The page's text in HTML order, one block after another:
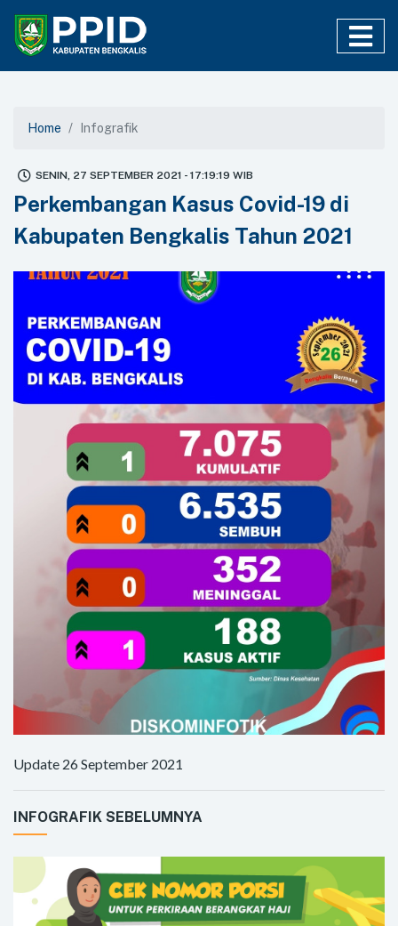
Home Infografik
SENIN, 27 SEPTEMBER 2021 - 17:19:19 WIB
Perkembangan Kasus Covid-19 di
Kabupaten Bengkalis Tahun 2021
Update 26 September 2021
INFOGRAFIK SEBELUMNYA